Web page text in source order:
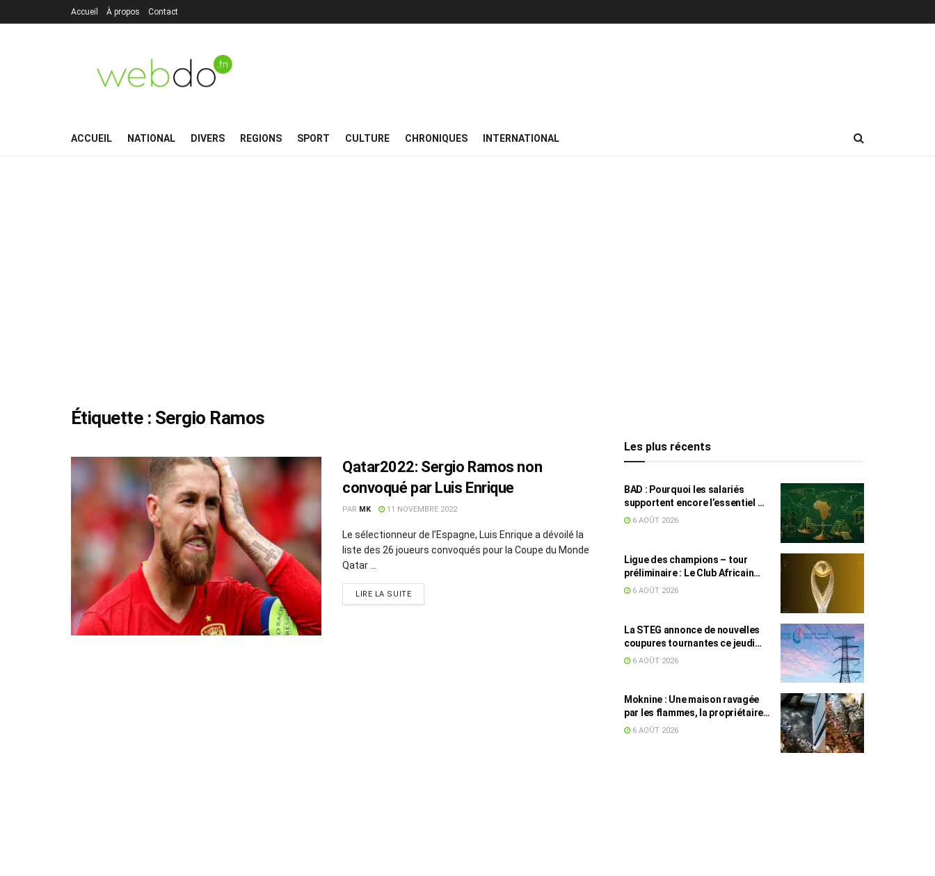
Accueil À propos Contact
ACCUEIL NATIONAL DIVERS REGIONS SPORT CULTURE CHRONIQUES INTERNATIONAL
Étiquette : Sergio Ramos
Qatar2022: Sergio Ramos non
convoqué par Luis Enrique
PAR MK 11 NOVEMBRE 2022
Le sélectionneur de l’Espagne, Luis Enrique a dévoilé la
liste des 26 joueurs convoqués pour la Coupe du Monde
Qatar ...
LIRE LA SUITE
Les plus récents
BAD : Pourquoi les salariés
supportent encore l’essentiel de
l’effort fiscal en Tunisie
6 AOÛT 2026
Ligue des champions – tour
préliminaire : Le Club Africain
face au Djoliba AC
6 AOÛT 2026
La STEG annonce de nouvelles
coupures tournantes ce jeudi
dans plusieurs régions
6 AOÛT 2026
Moknine : Une maison ravagée
par les flammes, la propriétaire
accuse la STEG et la SONEDE
6 AOÛT 2026